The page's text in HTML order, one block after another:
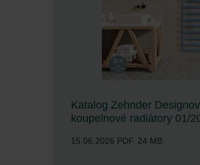
Katalog Zehnder
koupelnové radiátory 01/
15.06.2026 PDF, 24 MB